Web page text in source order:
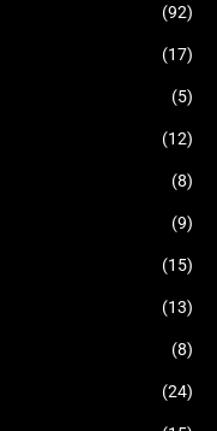
(92)
(17)
(5)
(12)
(8)
(9)
(15)
(13)
(8)
(24)